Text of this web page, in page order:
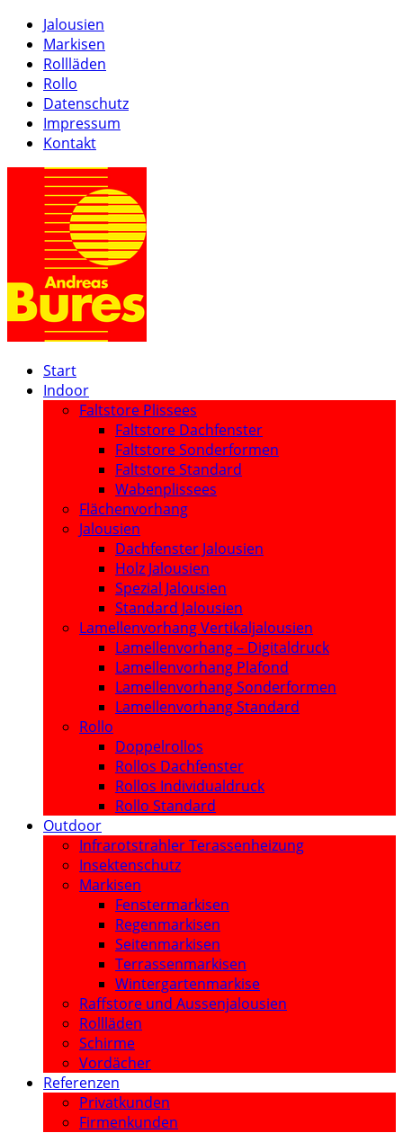
Jalousien
Markisen
Rollläden
Rollo
Datenschutz
Impressum
Kontakt
Start
Indoor
Faltstore Plissees
Faltstore Dachfenster
Faltstore Sonderformen
Faltstore Standard
Wabenplissees
Flächenvorhang
Jalousien
Dachfenster Jalousien
Holz Jalousien
Spezial Jalousien
Standard Jalousien
Lamellenvorhang Vertikaljalousien
Lamellenvorhang – Digitaldruck
Lamellenvorhang Plafond
Lamellenvorhang Sonderformen
Lamellenvorhang Standard
Rollo
Doppelrollos
Rollos Dachfenster
Rollos Individualdruck
Rollo Standard
Outdoor
Infrarotstrahler Terassenheizung
Insektenschutz
Markisen
Fenstermarkisen
Regenmarkisen
Seitenmarkisen
Terrassenmarkisen
Wintergartenmarkise
Raffstore und Aussenjalousien
Rollläden
Schirme
Vordächer
Referenzen
Privatkunden
Firmenkunden